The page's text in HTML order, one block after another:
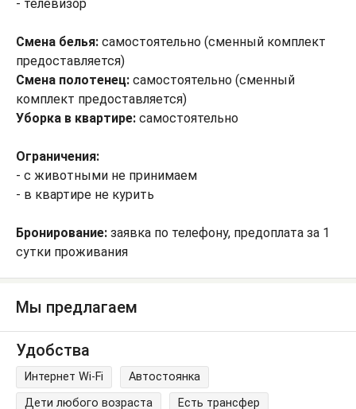
- телевизор
Смена белья: самостоятельно (сменный комплект
предоставляется)
Смена полотенец: самостоятельно (сменный
комплект предоставляется)
Уборка в квартире: самостоятельно
Ограничения:
- с животными не принимаем
- в квартире не курить
Бронирование: заявка по телефону, предоплата за 1
сутки проживания
Мы предлагаем
Удобства
Интернет Wi-Fi
Автостоянка
Дети любого возраста
Есть трансфер